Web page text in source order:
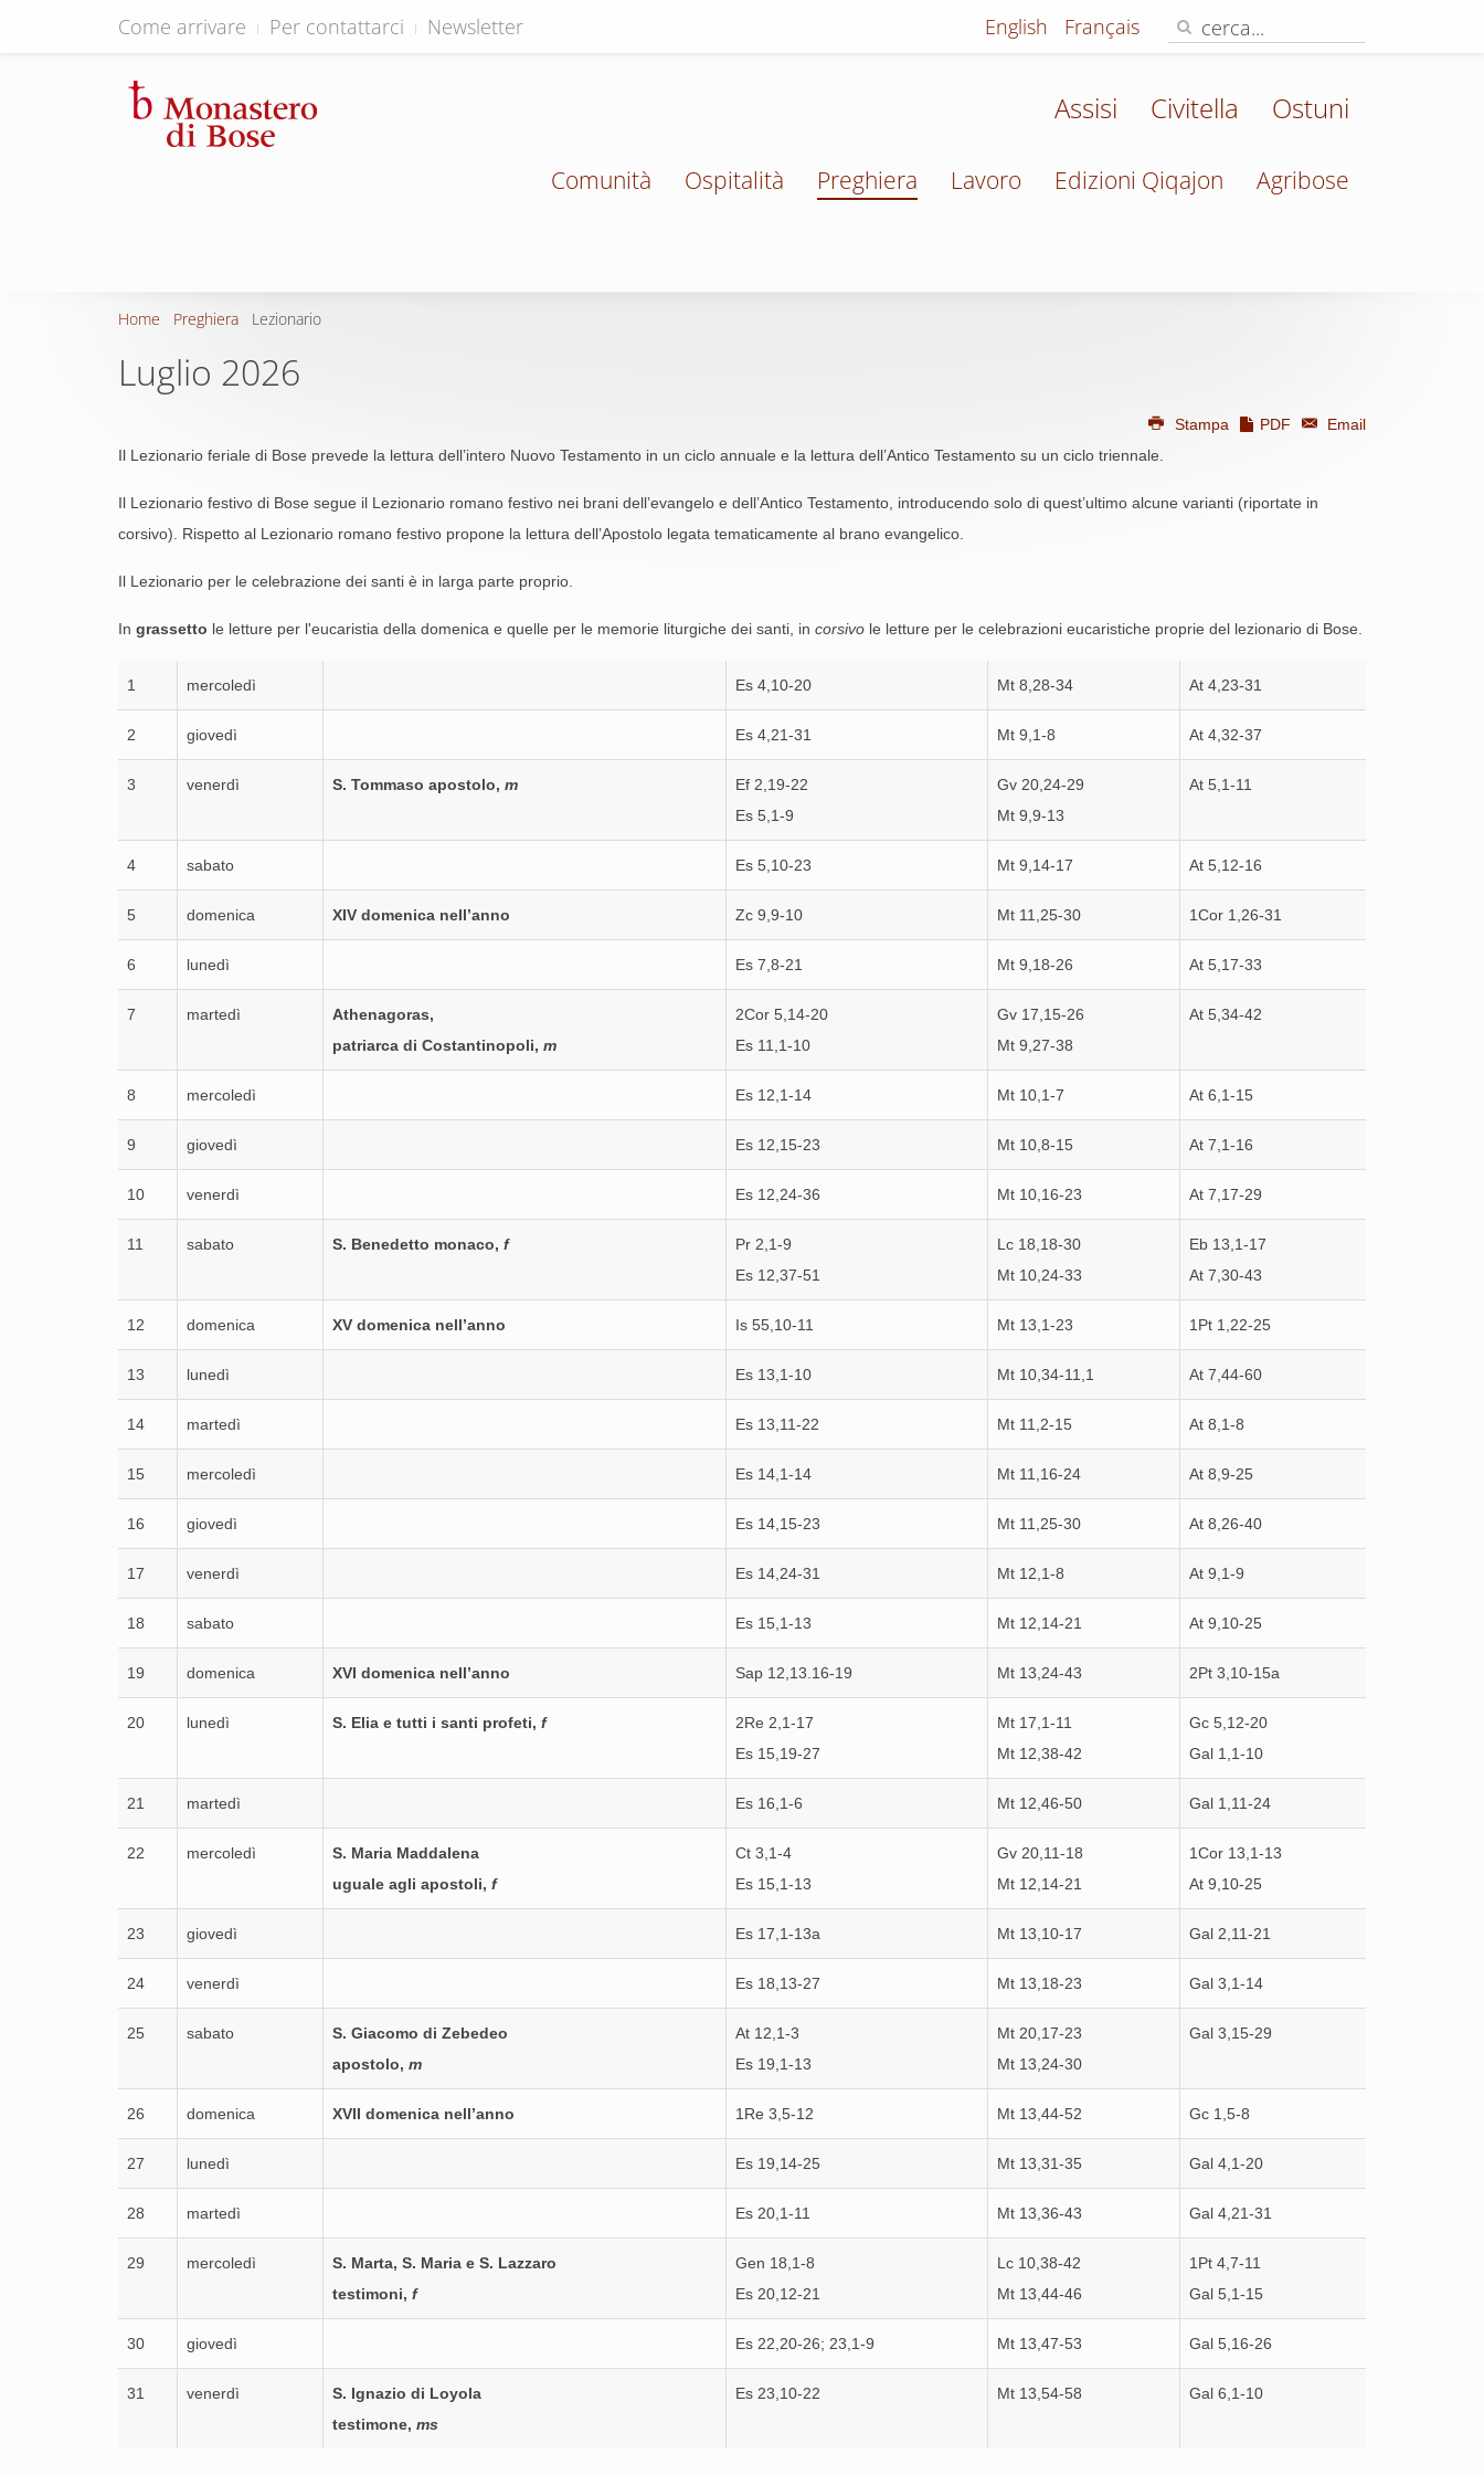
Come arrivare Per contattarci Newsletter English Français
Assisi Civitella Ostuni
Comunità Ospitalità Preghiera Lavoro Edizioni Qiqajon Agribose
Home Preghiera Lezionario
Luglio 2026
Stampa PDF
Email
Il Lezionario feriale di Bose prevede la lettura dell’intero Nuovo Testamento in un ciclo annuale e la lettura dell’Antico Testamento su un ciclo triennale.
Il Lezionario festivo di Bose segue il Lezionario romano festivo nei brani dell’evangelo e dell’Antico Testamento, introducendo solo di quest’ultimo alcune varianti (riportate in
corsivo). Rispetto al Lezionario romano festivo propone la lettura dell’Apostolo legata tematicamente al brano evangelico.
Il Lezionario per le celebrazione dei santi è in larga parte proprio.
In grassetto le letture per l'eucaristia della domenica e quelle per le memorie liturgiche dei santi, in corsivo le letture per le celebrazioni eucaristiche proprie del lezionario di Bose.
1 mercoledì Es 4,10-20 Mt 8,28-34 At 4,23-31
2 giovedì Es 4,21-31 Mt 9,1-8 At 4,32-37
3 venerdì S. Tommaso apostolo, m
Ef 2,19-22
Es 5,1-9
Gv 20,24-29
Mt 9,9-13
At 5,1-11
4 sabato Es 5,10-23 Mt 9,14-17 At 5,12-16
5 domenica XIV domenica nell’anno Zc 9,9-10 Mt 11,25-30 1Cor 1,26-31
6 lunedì Es 7,8-21 Mt 9,18-26 At 5,17-33
7 martedì
Athenagoras,
patriarca di Costantinopoli, m
2Cor 5,14-20
Es 11,1-10
Gv 17,15-26
Mt 9,27-38
At 5,34-42
8 mercoledì Es 12,1-14 Mt 10,1-7 At 6,1-15
9 giovedì Es 12,15-23 Mt 10,8-15 At 7,1-16
10 venerdì Es 12,24-36 Mt 10,16-23 At 7,17-29
11 sabato S. Benedetto monaco, f
Pr 2,1-9
Es 12,37-51
Lc 18,18-30
Mt 10,24-33
Eb 13,1-17
At 7,30-43
12 domenica XV domenica nell’anno Is 55,10-11 Mt 13,1-23 1Pt 1,22-25
13 lunedì Es 13,1-10 Mt 10,34-11,1 At 7,44-60
14 martedì Es 13,11-22 Mt 11,2-15 At 8,1-8
15 mercoledì Es 14,1-14 Mt 11,16-24 At 8,9-25
16 giovedì Es 14,15-23 Mt 11,25-30 At 8,26-40
17 venerdì Es 14,24-31 Mt 12,1-8 At 9,1-9
18 sabato Es 15,1-13 Mt 12,14-21 At 9,10-25
19 domenica XVI domenica nell’anno Sap 12,13.16-19 Mt 13,24-43 2Pt 3,10-15a
20 lunedì S. Elia e tutti i santi profeti, f
2Re 2,1-17
Es 15,19-27
Mt 17,1-11
Mt 12,38-42
Gc 5,12-20
Gal 1,1-10
21 martedì Es 16,1-6 Mt 12,46-50 Gal 1,11-24
22 mercoledì
S. Maria Maddalena
uguale agli apostoli, f
Ct 3,1-4
Es 15,1-13
Gv 20,11-18
Mt 12,14-21
1Cor 13,1-13
At 9,10-25
23 giovedì Es 17,1-13a Mt 13,10-17 Gal 2,11-21
24 venerdì Es 18,13-27 Mt 13,18-23 Gal 3,1-14
25 sabato
S. Giacomo di Zebedeo
apostolo, m
At 12,1-3
Es 19,1-13
Mt 20,17-23
Mt 13,24-30
Gal 3,15-29
26 domenica XVII domenica nell’anno 1Re 3,5-12 Mt 13,44-52 Gc 1,5-8
27 lunedì Es 19,14-25 Mt 13,31-35 Gal 4,1-20
28 martedì Es 20,1-11 Mt 13,36-43 Gal 4,21-31
29 mercoledì
S. Marta, S. Maria e S. Lazzaro
testimoni, f
Gen 18,1-8
Es 20,12-21
Lc 10,38-42
Mt 13,44-46
1Pt 4,7-11
Gal 5,1-15
30 giovedì Es 22,20-26; 23,1-9 Mt 13,47-53 Gal 5,16-26
31 venerdì
S. Ignazio di Loyola
testimone, ms
Es 23,10-22 Mt 13,54-58 Gal 6,1-10